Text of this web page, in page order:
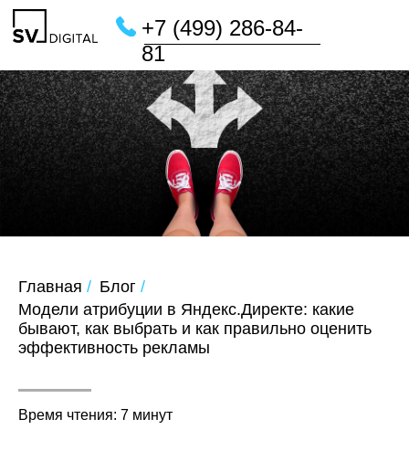
+7 (499) 286-84-
Главная / Блог /
Модели атрибуции в Яндекс.Директе: какие
бывают, как выбрать и как правильно оценить
эффективность рекламы
Время чтения: 7 минут